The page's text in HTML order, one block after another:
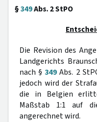
§349Abs. 2 StPO
Die Revision des
Landgerichts
nach §349Abs. 2
jedoch wird der
die in Belgien
Maßstab 1:1 auf
angerechnet wird.